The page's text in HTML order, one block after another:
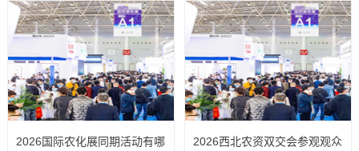
2026国际农化展同期活动有哪
2026西北农资双交会参观观众